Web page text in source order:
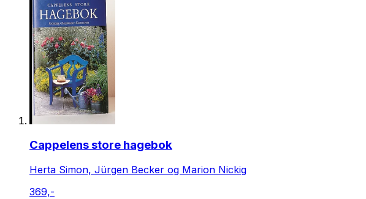
Cappelens store hagebok
Herta Simon, Jürgen Becker og Marion Nickig
369,-